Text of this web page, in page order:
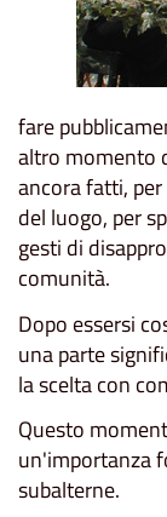
fare
altro momento
ancora fatti,
del luogo, per
gesti di
comunità.
Dopo essersi
una parte
la scelta con
Questo
un'importanza
subalterne.